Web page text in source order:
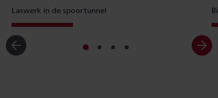
Laswerk in de spoortunnel
Ga
Ga
Ga
Ga